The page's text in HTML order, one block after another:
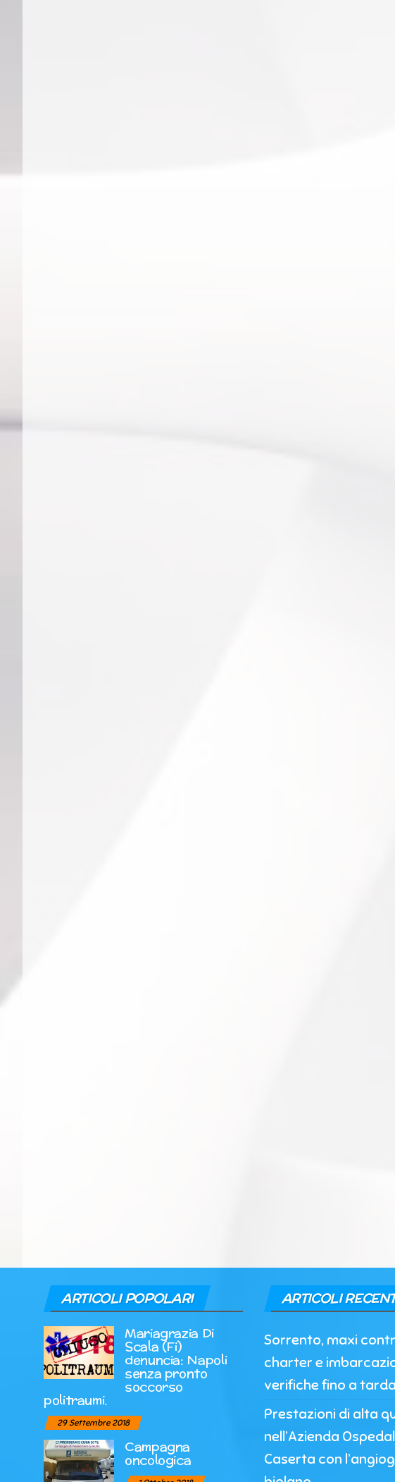
ARTICOLI POPOLARI
Mariagrazia Di
Scala (Fi)
denuncia: Napoli
senza pronto
soccorso
politraumi.
29 Settembre 2018
Campagna
oncologica
ARTICOLI
Sorrento, maxi
charter e
verifiche fino a
Prestazioni di alta
nell’Azienda
Caserta con